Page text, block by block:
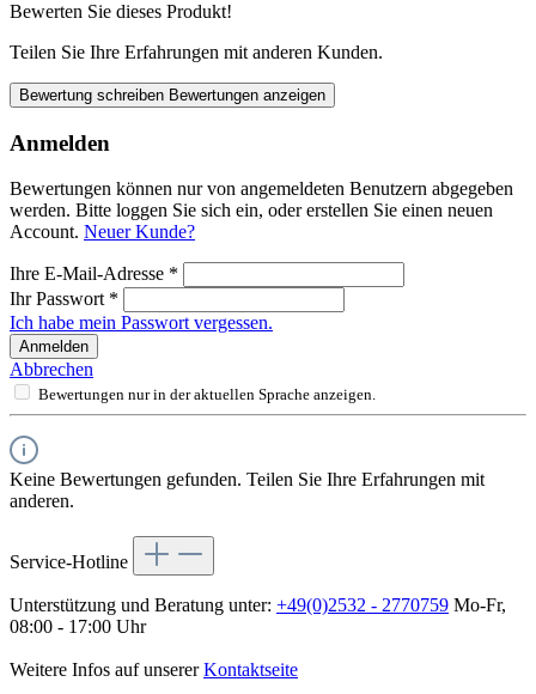
Bewerten Sie dieses Produkt!
Teilen Sie Ihre Erfahrungen mit anderen Kunden.
Bewertung schreiben Bewertungen anzeigen
Anmelden
Bewertungen können nur von angemeldeten Benutzern abgegeben
werden. Bitte loggen Sie sich ein, oder erstellen Sie einen neuen
Account. Neuer Kunde?
Ihre E-Mail-Adresse *
Ihr Passwort *
Ich habe mein Passwort vergessen.
Anmelden
Abbrechen
Bewertungen nur in der aktuellen Sprache anzeigen.
Keine Bewertungen gefunden. Teilen Sie Ihre Erfahrungen mit
anderen.
Service-Hotline
Unterstützung und Beratung unter: +49(0)2532 - 2770759 Mo-Fr,
08:00 - 17:00 Uhr
Weitere Infos auf unsererKontaktseite